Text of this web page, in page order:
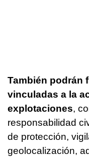
También podrán
vinculadas a la
explotaciones,
responsabilidad
de protección,
geolocalización,